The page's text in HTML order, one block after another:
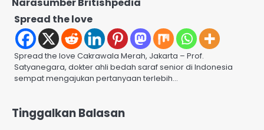
Spread the love
Spread the love Cakrawala Merah, Jakarta – Prof.
Satyanegara, dokter ahli bedah saraf senior di Indonesia
sempat mengajukan pertanyaan terlebih…
Tinggalkan Balasan